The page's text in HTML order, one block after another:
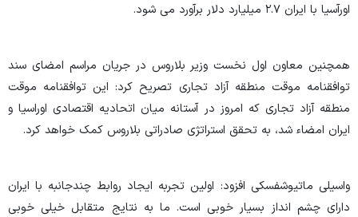
اورآسیا با ایران ۲.۷ میلیارد دلار برآورد می شود
.
همچنین معاون اول نخست وزیر بلاروس در جریان مراسم امضای سند
توافقنامه موقت منطقه آزاد تجاری تصریح کرد: این توافقنامه موقت
منطقه آزاد تجاری که امروز در آستانه میان اتحادیه اقتصادی اوراسیا و
ایران امضاء شد، به تحقق استراتژی صادراتی بلاروس کمک خواهد کرد.
واسیلی ماتیوشفسکی افزود: اولین تجربه ایجاد روابط چندجانبه با ایران
دارای چشم انداز بسیار خوبی است. ما به نتایج متقابل خیلی خوبی